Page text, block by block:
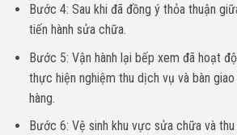
Bước 4: Sau khi đã đồng ý thỏa thuận
tiến hành sửa chữa.
Bước 5: Vận hành lại bếp xem đã hoạt
thực hiện nghiệm thu dịch vụ và bàn
hàng.
Bước 6: Vệ sinh khu vực sửa chữa và